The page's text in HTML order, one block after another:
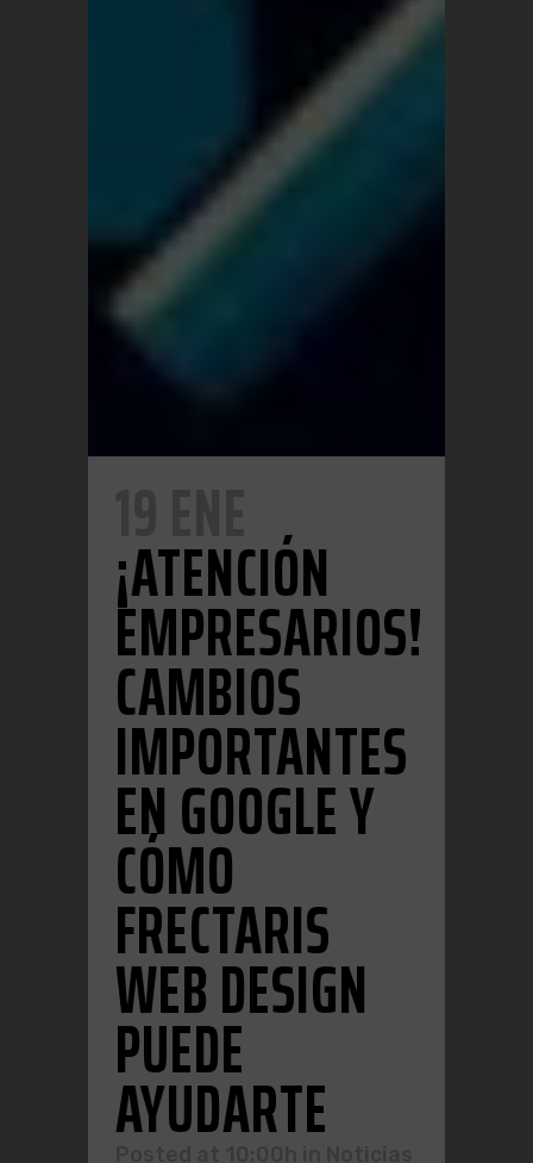
¡ATENCIÓN
EMPRESARIOS!
CAMBIOS
IMPORTANTES
EN GOOGLE Y
CÓMO
FRECTARIS
WEB DESIGN
PUEDE
AYUDARTE